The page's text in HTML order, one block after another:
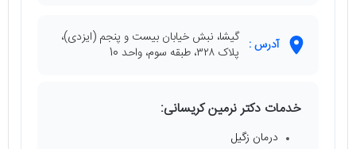
آدرس : گیشا، نبش خیابان بیست و پنجم (ایزدی)،
پلاک ۳۲۸، طبقه سوم، واحد 10
خدمات دکتر نرمین کریسانی:
درمان زگیل